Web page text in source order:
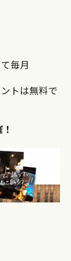
毎月
トは無料で